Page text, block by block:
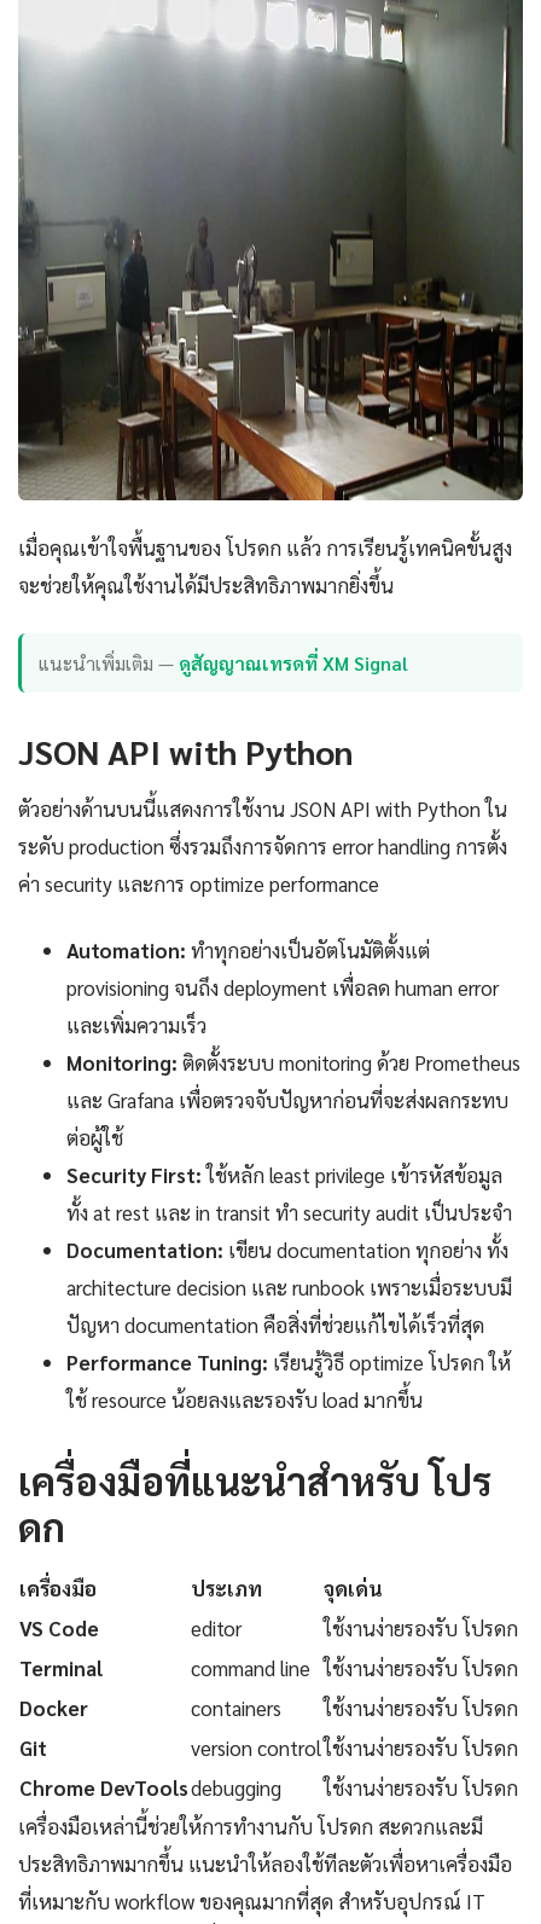
เมื่อคุณเข้าใจพื้นฐานของ โปรดก แล้ว การเรียนรู้เทคนิคขั้นสูง
จะช่วยให้คุณใช้งานได้มีประสิทธิภาพมากยิ่งขึ้น
แนะนำเพิ่มเติม — ดูสัญญาณเทรดที่ XM Signal
JSON API with Python
ตัวอย่างด้านบนนี้แสดงการใช้งาน JSON API with Python ใน
ระดับ production ซึ่งรวมถึงการจัดการ error handling การตั้ง
ค่า security และการ optimize performance
Automation: ทำทุกอย่างเป็นอัตโนมัติตั้งแต่
provisioning จนถึง deployment เพื่อลด human error
และเพิ่มความเร็ว
Monitoring: ติดตั้งระบบ monitoring ด้วย Prometheus
และ Grafana เพื่อตรวจจับปัญหาก่อนที่จะส่งผลกระทบ
ต่อผู้ใช้
Security First:ใช้หลัก least privilege เข้ารหัสข้อมูล
ทั้ง at rest และ in transit ทำ security audit เป็นประจำ
Documentation: เขียน documentation ทุกอย่าง ทั้ง
architecture decision และ runbook เพราะเมื่อระบบมี
ปัญหา documentation คือสิ่งที่ช่วยแก้ไขได้เร็วที่สุด
Performance Tuning: เรียนรู้วิธี optimize โปรดก ให้
ใช้ resource น้อยลงและรองรับ load มากขึ้น
เครื่องมือที่แนะนำสำหรับ โปร
ดก
เครื่องมือ ประเภท
จุดเด่น
VS Code
editor
ใช้งานง่ายรองรับ โปรดก
Terminal
command line ใช้งานง่ายรองรับ โปรดก
Docker
containers
ใช้งานง่ายรองรับ โปรดก
Git
version controlใช้งานง่ายรองรับ โปรดก
Chrome DevToolsdebugging
ใช้งานง่ายรองรับ โปรดก
เครื่องมือเหล่านี้ช่วยให้การทำงานกับ โปรดก สะดวกและมี
ประสิทธิภาพมากขึ้น แนะนำให้ลองใช้ทีละตัวเพื่อหาเครื่องมือ
ที่เหมาะกับ workflow ของคุณมากที่สุด สำหรับอุปกรณ์ IT